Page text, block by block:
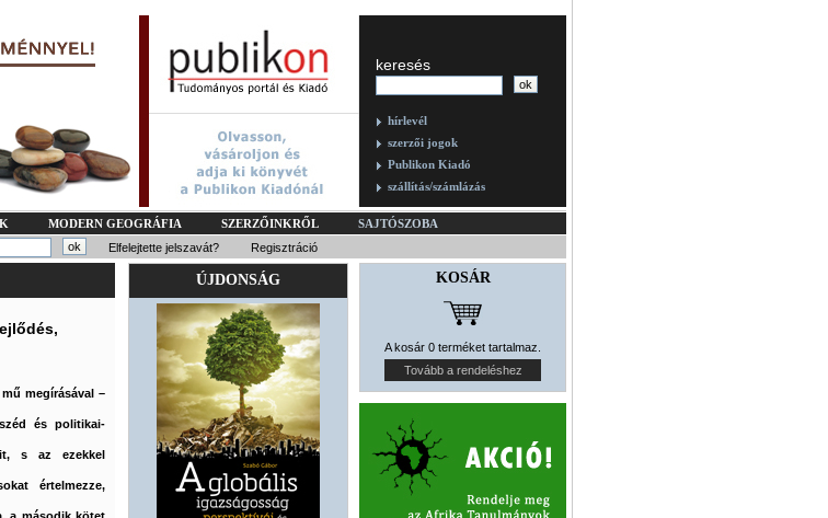
keresés
hírlevél
szerzői jogok
Publikon Kiadó
szállítás/számlázás
MODERN GEOGRÁFIA SZERZŐINKRŐL
SAJTÓSZOBA
Elfelejtette jelszavát? Regisztráció
megírásával –
és politikai-
s az ezekkel
értelmezze,
ÚJDONSÁG KOSÁR
A kosár 0 terméket tartalmaz.
Tovább a rendeléshez